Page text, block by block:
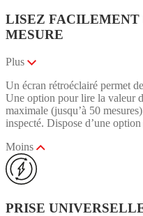
LISEZ FACILEMENT
MESURE
Plus
Un écran rétroéclairé permet
Une option pour lire la valeur
maximale (jusqu’à 50
inspecté. Dispose d’une
Moins
PRISE